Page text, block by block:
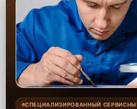
СПЕЦИАЛИЗИРОВАННЫЙ